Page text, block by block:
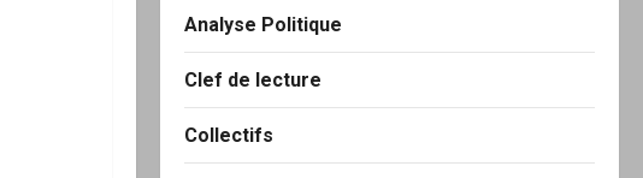
Analyse Politique
Clef de lecture
Collectifs